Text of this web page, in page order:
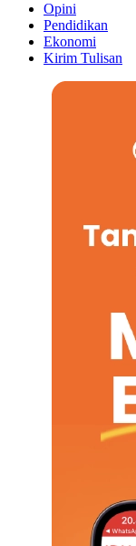
Opini
Pendidikan
Ekonomi
Kirim Tulisan